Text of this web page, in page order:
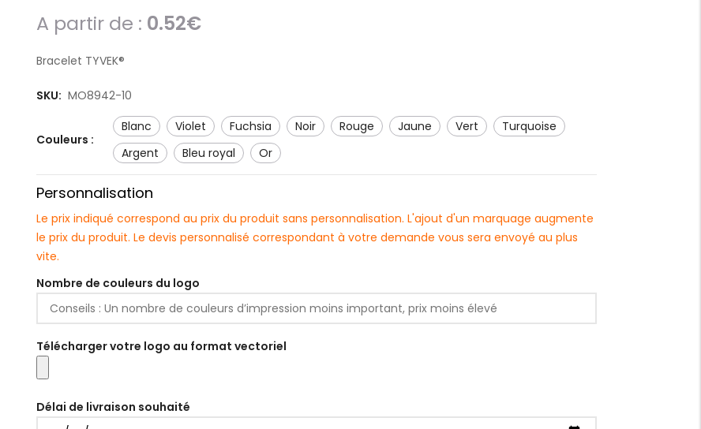
A partir de : 0.52€
Bracelet TYVEK®
SKU: MO8942-10
Couleurs :
blanc violet fuchsia noir rouge jaune vert
turquoise
argent
bleu royal or
Personnalisation
Le prix indiqué correspond au prix du produit sans personnalisation. L'ajout d'un marquage augmente
le prix du produit. Le devis personnalisé correspondant à votre demande vous sera envoyé au plus
vite.
Nombre de couleurs du logo
Télécharger votre logo au format vectoriel
Délai de livraison souhaité